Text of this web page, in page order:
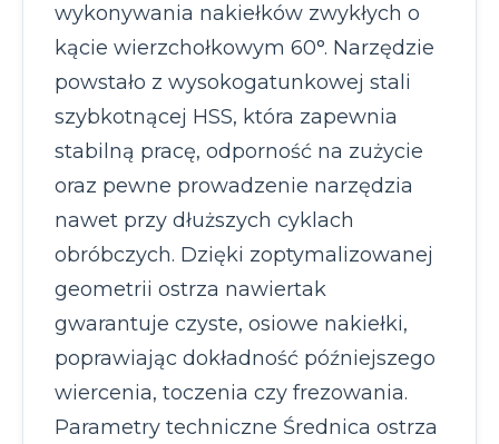
wykonywania nakiełków zwykłych o
kącie wierzchołkowym 60°. Narzędzie
powstało z wysokogatunkowej stali
szybkotnącej HSS, która zapewnia
stabilną pracę, odporność na zużycie
oraz pewne prowadzenie narzędzia
nawet przy dłuższych cyklach
obróbczych. Dzięki zoptymalizowanej
geometrii ostrza nawiertak
gwarantuje czyste, osiowe nakiełki,
poprawiając dokładność późniejszego
wiercenia, toczenia czy frezowania.
Parametry techniczne Średnica ostrza